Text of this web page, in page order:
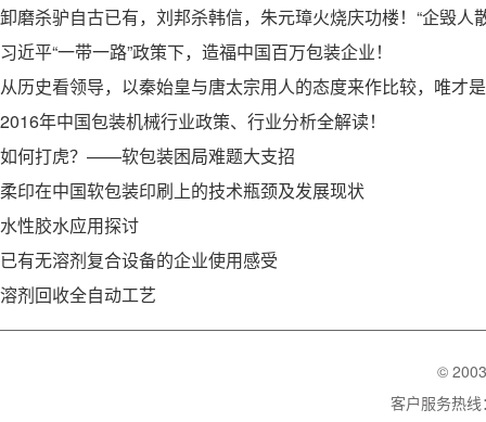
习近平“一带一路”政策下，造福中国百万包装企业！
2016年中国包装机械行业政策、行业分析全解读！
如何打虎？——软包装困局难题大支招
柔印在中国软包装印刷上的技术瓶颈及发展现状
水性胶水应用探讨
已有无溶剂复合设备的企业使用感受
溶剂回收全自动工艺
©
客户服务热